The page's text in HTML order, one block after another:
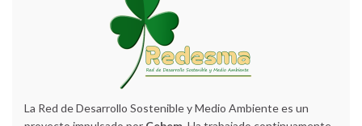
La Red de Desarrollo Sostenible y Medio Ambiente es un